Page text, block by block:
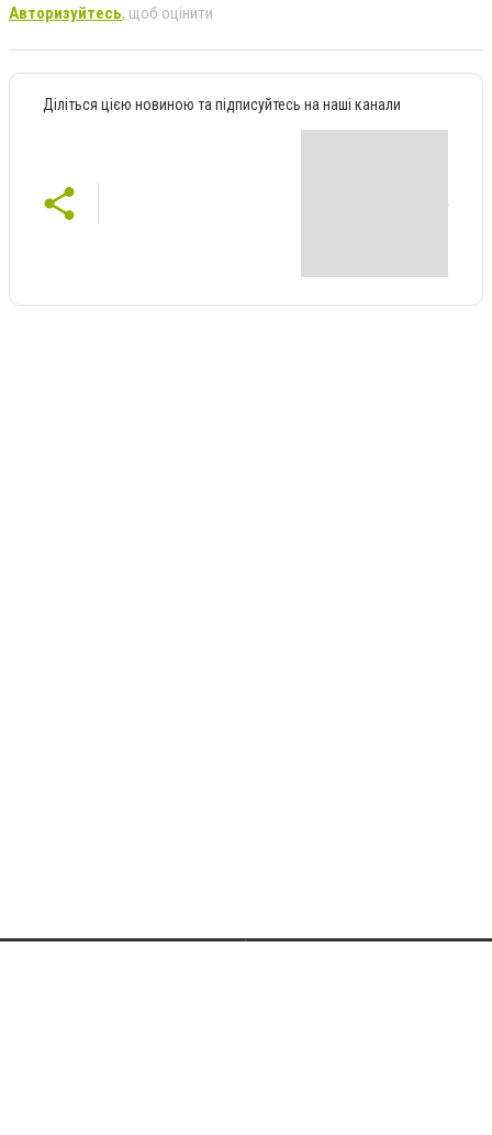
Авторизуйтесь, щоб оцінити
Діліться цією новиною та підписуйтесь на наші канали